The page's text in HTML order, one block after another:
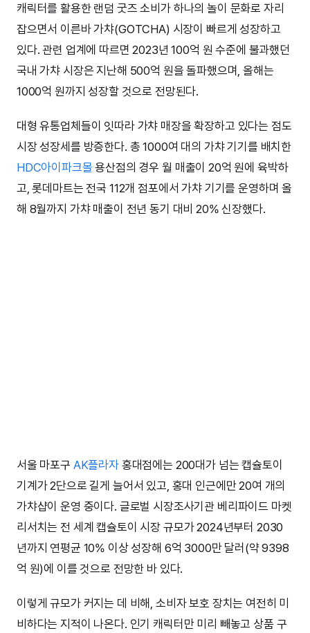
캐릭터를 활용한 랜덤 굿즈 소비가 하나의 놀이 문화로 자리
잡으면서 이른바 가챠(GOTCHA) 시장이 빠르게 성장하고
있다. 관련 업계에 따르면 2023년 100억 원 수준에 불과했던
국내 가챠 시장은 지난해 500억 원을 돌파했으며, 올해는
1000억 원까지 성장할 것으로 전망된다.
대형 유통업체들이 잇따라 가챠 매장을 확장하고 있다는 점도
시장 성장세를 방증한다. 총 1000여 대의 가챠 기기를 배치한
HDC아이파크몰 용산점의 경우 월 매출이 20억 원에 육박하
고, 롯데마트는 전국 112개 점포에서 가챠 기기를 운영하며 올
해 8월까지 가챠 매출이 전년 동기 대비 20% 신장했다.
서울 마포구 AK플라자홍대점에는 200대가 넘는 캡슐토이
기계가 2단으로 길게 늘어서 있고, 홍대 인근에만 20여 개의
가챠샵이 운영 중이다. 글로벌 시장조사기관 베리파이드 마켓
리서치는 전 세계 캡슐토이 시장 규모가 2024년부터 2030
년까지 연평균 10% 이상 성장해 6억 3000만 달러(약 9398
억 원)에 이를 것으로 전망한 바 있다.
이렇게 규모가 커지는 데 비해, 소비자 보호 장치는 여전히 미
비하다는 지적이 나온다. 인기 캐릭터만 미리 빼놓고 상품 구